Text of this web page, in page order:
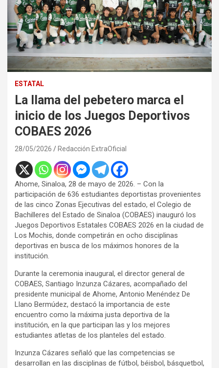
ESTATAL
La llama del pebetero marca el
inicio de los Juegos Deportivos
COBAES 2026
28/05/2026 Redacción ExtraOficial
Ahome, Sinaloa, 28 de mayo de 2026. – Con la
participación de 636 estudiantes deportistas provenientes
de las cinco Zonas Ejecutivas del estado, el Colegio de
Bachilleres del Estado de Sinaloa (COBAES) inauguró los
Juegos Deportivos Estatales COBAES 2026 en la ciudad de
Los Mochis, donde competirán en ocho disciplinas
deportivas en busca de los máximos honores de la
institución.
Durante la ceremonia inaugural, el director general de
COBAES, Santiago Inzunza Cázares, acompañado del
presidente municipal de Ahome, Antonio Menéndez De
Llano Bermúdez, destacó la importancia de este
encuentro como la máxima justa deportiva de la
institución, en la que participan las y los mejores
estudiantes atletas de los planteles del estado.
Inzunza Cázares señaló que las competencias se
desarrollan en las disciplinas de fútbol, béisbol, básquetbol,